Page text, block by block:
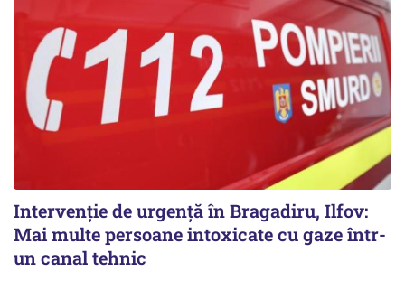
Intervenție de urgență în Bragadiru, Ilfov:
Mai multe persoane intoxicate cu gaze într-
un canal tehnic